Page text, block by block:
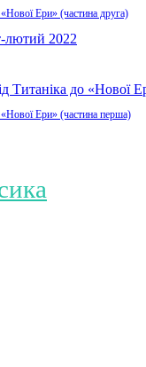
Ери» (частина друга)
Ери» (частина перша)